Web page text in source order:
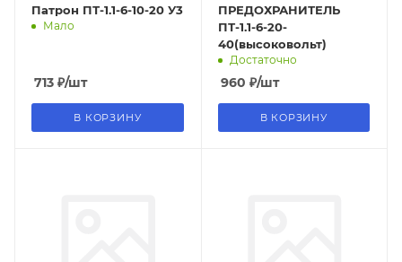
Патрон ПТ-1.1-6-10-20 У3
Мало
713 ₽/шт
В КОРЗИНУ
ПРЕДОХРАНИТЕЛЬ
ПТ-1.1-6-20-
40(высоковольт)
Достаточно
960 ₽/шт
В КОРЗИНУ